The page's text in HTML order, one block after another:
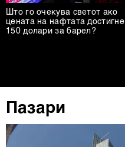
Што го очекува светот ако
цената на нафтата достигне
150 долари за барел?
Пазари